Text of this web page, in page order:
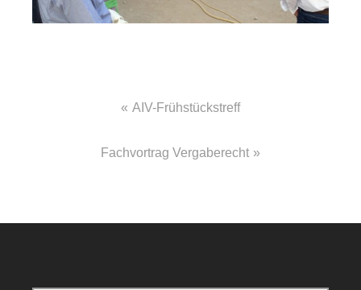
Beitragsnavigation
AIV-Frühstückstreff
Fachvortrag Vergaberecht